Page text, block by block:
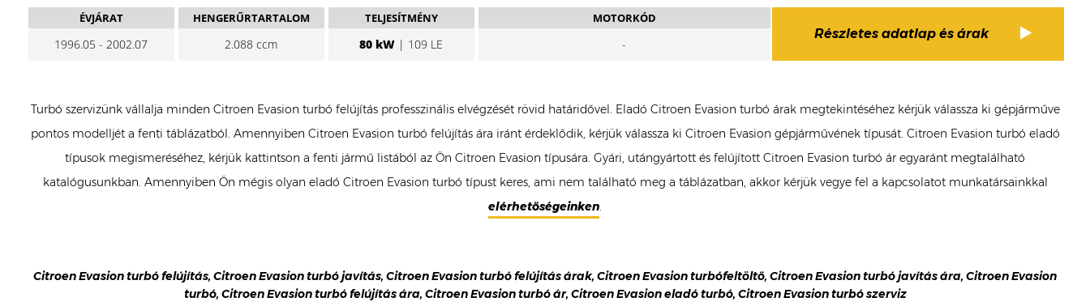
ÉVJÁRAT
1996.05 - 2002.07
HENGERŰRTARTALOM
2.088 ccm
TELJESÍTMÉNY
80 kW | 109 LE
MOTORKÓD
-
Részletes adatlap és árak
Turbó szervizünk vállalja minden Citroen Evasion turbó felújítás professzinális elvégzését rövid határidővel. Eladó Citroen Evasion turbó árak megtekintéséhez kérjük válassza ki gépjárműve
pontos modelljét a fenti táblázatból. Amennyiben Citroen Evasion turbó felújítás ára iránt érdeklődik, kérjük válassza ki Citroen Evasion gépjárművének típusát. Citroen Evasion turbó eladó
típusok megismeréséhez, kérjük kattintson a fenti jármű listából az Ön Citroen Evasion típusára. Gyári, utángyártott és felújított Citroen Evasion turbó ár egyaránt megtalálható
katalógusunkban. Amennyiben Ön mégis olyan eladó Citroen Evasion turbó típust keres, ami nem található meg a táblázatban, akkor kérjük vegye fel a kapcsolatot munkatársainkkal
elérhetőségeinken.
Citroen Evasion turbó felújítás, Citroen Evasion turbó javítás, Citroen Evasion turbó felújítás árak, Citroen Evasion turbófeltöltő, Citroen Evasion turbó javítás ára, Citroen Evasion
turbó, Citroen Evasion turbó felújítás ára, Citroen Evasion turbó ár, Citroen Evasion eladó turbó, Citroen Evasion turbó szerviz